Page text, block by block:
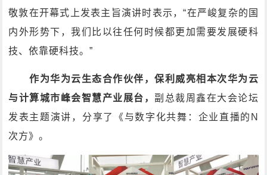
敬敦在开幕式上发表主旨演讲时表示，“在严峻复杂的国
内外形势下，我们比以往任何时候都更加需要发展硬科
技、依靠硬科技。”
作为华为云生态合作伙伴，保利威亮相本次华为云
与计算城市峰会智慧产业展台， 副总裁周鑫在大会论坛
发表主题演讲，分享了《与数字化共舞：企业直播的N
次方》。